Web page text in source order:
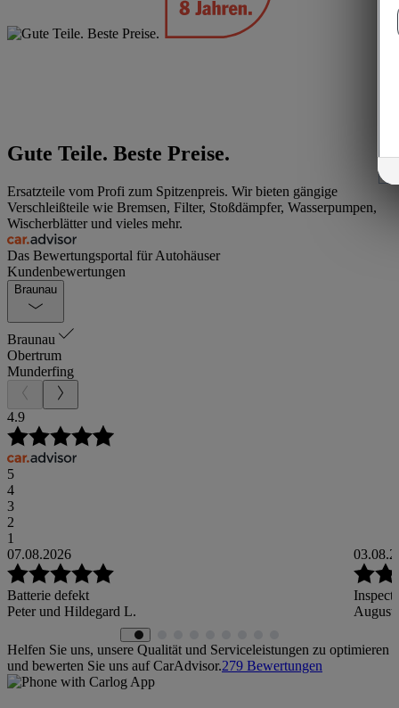
Gute Teile. Beste Preise.
Ersatzteile vom Profi zum Spitzenpreis. Wir bieten gängige
Verschleißteile wie Bremsen, Filter, Stoßdämpfer, Wasserpumpen,
Wischerblätter und vieles mehr.
Das Bewertungsportal für Autohäuser
Kundenbewertungen
Braunau
Braunau
Obertrum
Munderfing
4.9
5
4
3
2
1
07.08.2026
Batterie defekt
Peter und Hildegard L.
August
Helfen Sie uns, unsere Qualität und Serviceleistungen zu optimieren
und bewerten Sie uns auf CarAdvisor.279 Bewertungen